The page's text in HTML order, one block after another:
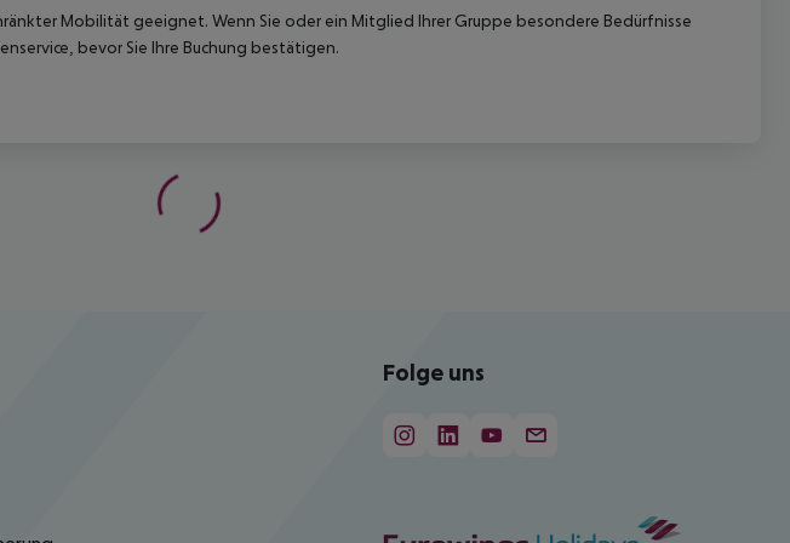
Mobilität geeignet. Wenn Sie oder ein Mitglied Ihrer Gruppe besondere Bedürfnisse
bevor Sie Ihre Buchung bestätigen.
Folge uns